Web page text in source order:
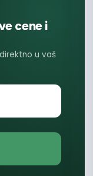
cene i
u vaš